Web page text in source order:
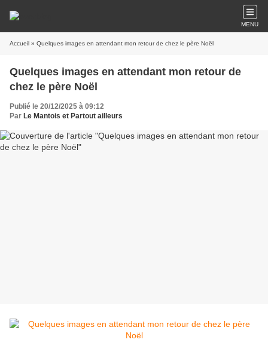
MENU
Accueil » Quelques images en attendant mon retour de chez le père Noël
Quelques images en attendant mon retour de
chez le père Noël
Publié le 20/12/2025 à 09:12
Par Le Mantois et Partout ailleurs